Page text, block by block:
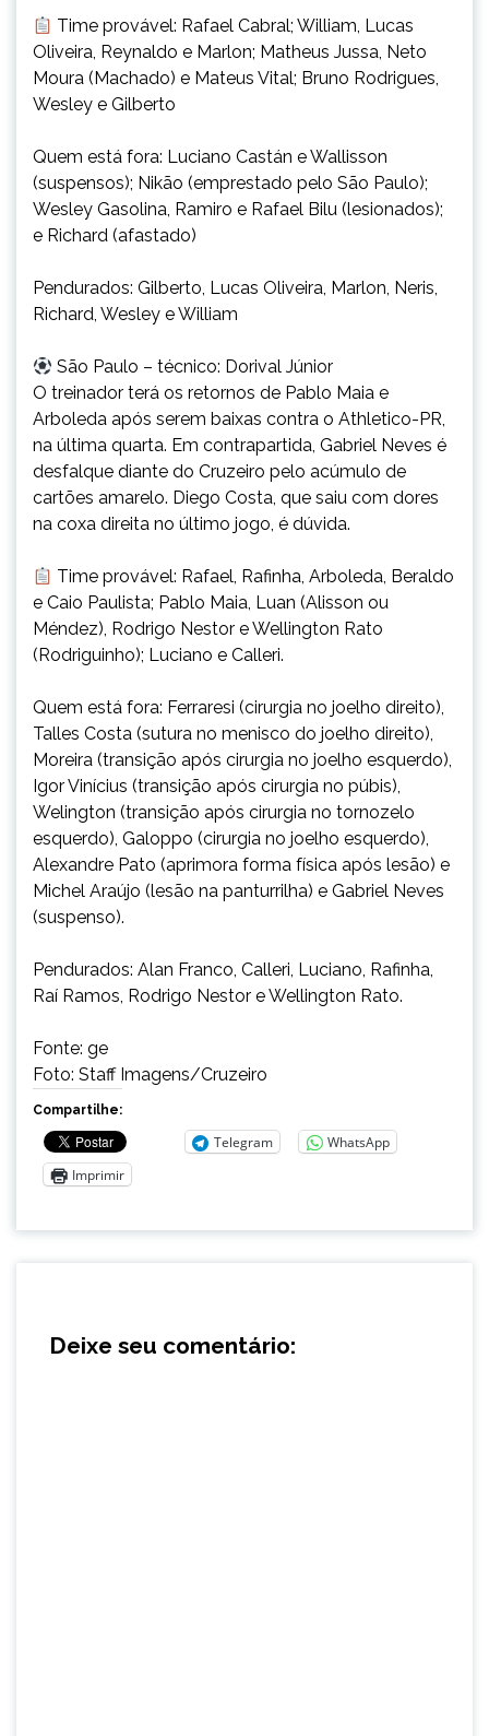
Time provável: Rafael Cabral; William, Lucas
Oliveira, Reynaldo e Marlon; Matheus Jussa, Neto
Moura (Machado) e Mateus Vital; Bruno Rodrigues,
Wesley e Gilberto
Quem está fora: Luciano Castán e Wallisson
(suspensos); Nikão (emprestado pelo São Paulo);
Wesley Gasolina, Ramiro e Rafael Bilu (lesionados);
e Richard (afastado)
Pendurados: Gilberto, Lucas Oliveira, Marlon, Neris,
Richard, Wesley e William
São Paulo – técnico: Dorival Júnior
O treinador terá os retornos de Pablo Maia e
Arboleda após serem baixas contra o Athletico-PR,
na última quarta. Em contrapartida, Gabriel Neves é
desfalque diante do Cruzeiro pelo acúmulo de
cartões amarelo. Diego Costa, que saiu com dores
na coxa direita no último jogo, é dúvida.
Time provável: Rafael, Rafinha, Arboleda, Beraldo
e Caio Paulista; Pablo Maia, Luan (Alisson ou
Méndez), Rodrigo Nestor e Wellington Rato
(Rodriguinho); Luciano e Calleri.
Quem está fora: Ferraresi (cirurgia no joelho direito),
Talles Costa (sutura no menisco do joelho direito),
Moreira (transição após cirurgia no joelho esquerdo),
Igor Vinícius (transição após cirurgia no púbis),
Welington (transição após cirurgia no tornozelo
esquerdo), Galoppo (cirurgia no joelho esquerdo),
Alexandre Pato (aprimora forma física após lesão) e
Michel Araújo (lesão na panturrilha) e Gabriel Neves
(suspenso).
Pendurados: Alan Franco, Calleri, Luciano, Rafinha,
Raí Ramos, Rodrigo Nestor e Wellington Rato.
Fonte: ge
Foto: Staff Imagens/Cruzeiro
Compartilhe:
Telegram
WhatsApp
Imprimir
Deixe seu comentário: